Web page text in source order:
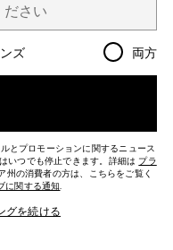
ズ 両方
とプロモーションに関するニュース
いつでも停止できます。詳細は プラ
州の消費者の方は、こちらをご覧く
に関する通知.
グを続ける